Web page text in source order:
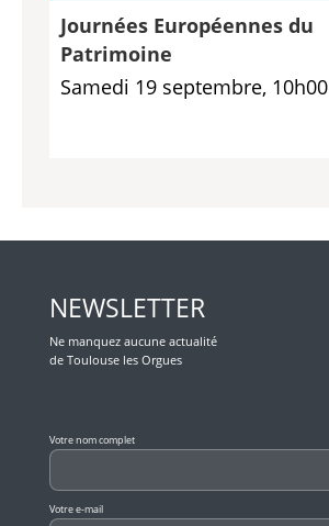
Journées Européennes du
Patrimoine
Samedi 19 septembre, 10h00
NEWSLETTER
Ne manquez aucune actualité
de Toulouse les Orgues
Votre nom complet
Votre e-mail